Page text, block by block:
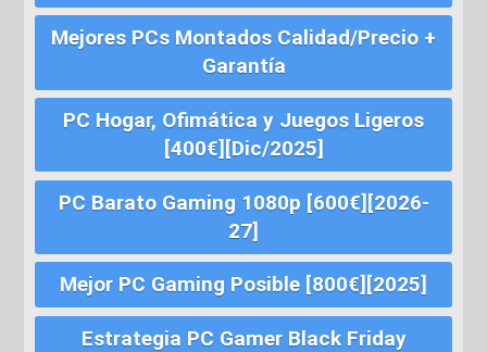
Mejores PCs Montados Calidad/Precio +
Garantía
PC Hogar, Ofimática y Juegos Ligeros
[400€][Dic/2025]
PC Barato Gaming 1080p [600€][2026-
27]
Mejor PC Gaming Posible [800€][2025]
Estrategia PC Gamer Black Friday